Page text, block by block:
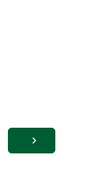
Avanti